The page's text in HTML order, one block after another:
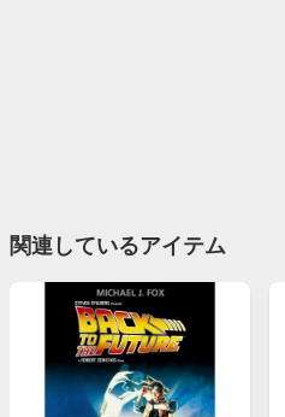
関連しているアイテム